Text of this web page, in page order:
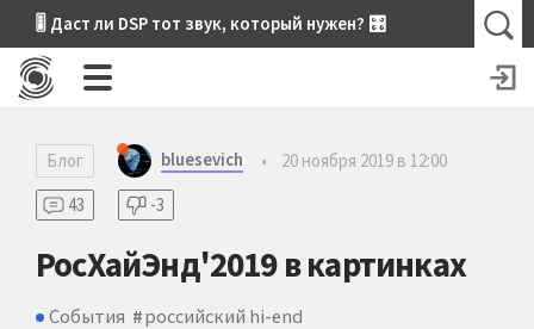
🎚 Даст ли DSP тот звук, который нужен? 🎛
Блог bluesevich •
20 ноября 2019 в 12:00
43
-3
РосХайЭнд'2019 в картинках
События российский hi-end